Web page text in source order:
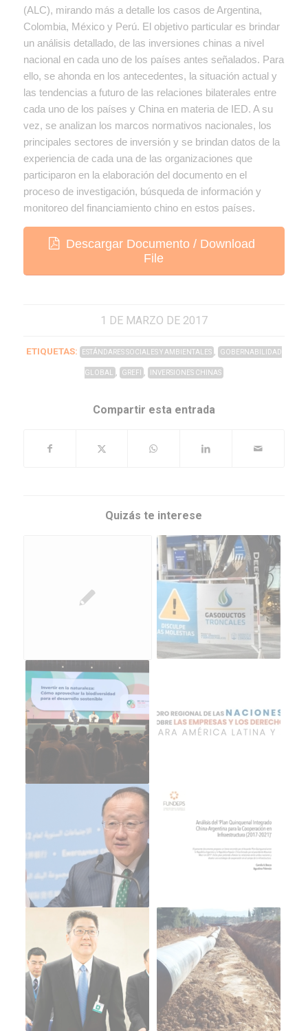
(ALC), mirando más a detalle los casos de Argentina,
Colombia, México y Perú. El objetivo particular es brindar
un análisis detallado, de las inversiones chinas a nivel
nacional en cada uno de los países antes señalados. Para
ello, se ahonda en los antecedentes, la situación actual y
las tendencias a futuro de las relaciones bilaterales entre
cada uno de los países y China en materia de IED. A su
vez, se analizan los marcos normativos nacionales, los
principales sectores de inversión y se brindan datos de la
experiencia de cada una de las organizaciones que
participaron en la elaboración del documento en el
proceso de investigación, búsqueda de información y
monitoreo del financiamiento chino en estos países.
Descargar Documento / Download
File
1 DE MARZO DE 2017
ETIQUETAS: ESTÁNDARES SOCIALES Y AMBIENTALES , GOBERNABILIDAD
GLOBAL , GREFI , INVERSIONES CHINAS
Compartir esta entrada
Quizás te interese